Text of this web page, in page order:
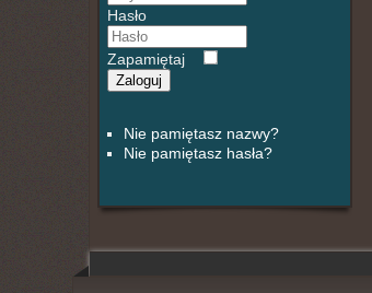
Hasło
Zapamiętaj
Zaloguj
Nie pamiętasz nazwy?
Nie pamiętasz hasła?